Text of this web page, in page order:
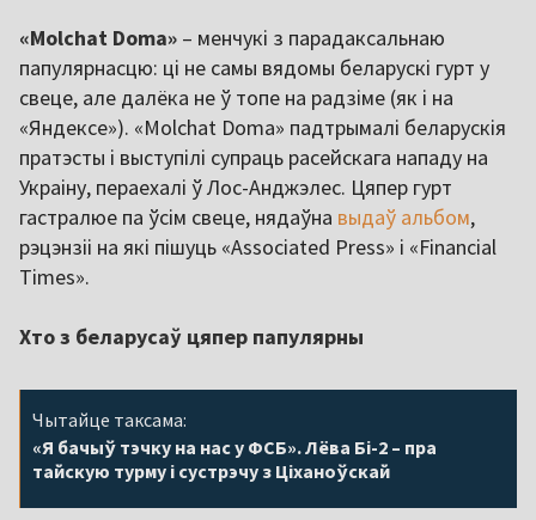
«Molchat Doma» – менчукі з парадаксальнаю
папулярнасцю: ці не самы вядомы беларускі гурт у
свеце, але далёка не ў топе на радзіме (як і на
«Яндексе»). «Molchat Doma» падтрымалі беларускія
пратэсты і выступілі супраць расейскага нападу на
Украіну, пераехалі ў Лос-Анджэлес. Цяпер гурт
гастралюе па ўсім свеце, нядаўна выдаў альбом,
рэцэнзіі на які пішуць «Associated Press» і «Financial
Times».
Хто з беларусаў цяпер папулярны
Чытайце таксама:
«Я бачыў тэчку на нас у ФСБ». Лёва Бі-2 – пра
тайскую турму і сустрэчу з Ціханоўскай